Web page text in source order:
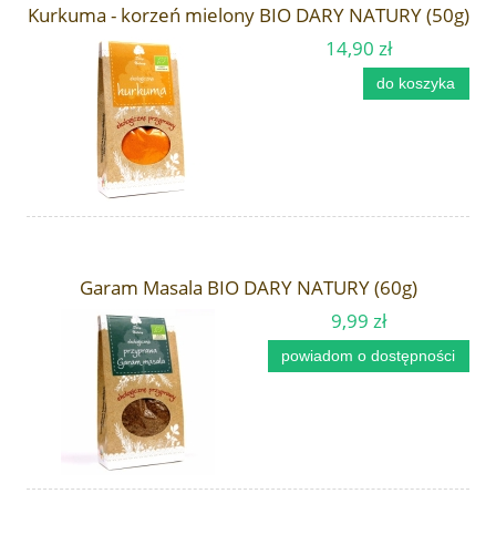
Kurkuma - korzeń mielony BIO DARY NATURY (50g)
14,90 zł
do koszyka
Garam Masala BIO DARY NATURY (60g)
9,99 zł
powiadom o dostępności